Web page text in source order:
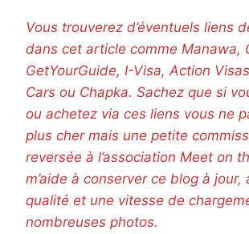
Vous trouverez d’éventuels liens
dans cet article comme Manawa,
GetYourGuide, I-Visa, Action
Cars ou Chapka. Sachez que si
ou achetez via ces liens vous ne
plus cher mais une petite
reversée à l’association Meet on
m’aide à conserver ce blog à jour,
qualité et une vitesse de
nombreuses photos.